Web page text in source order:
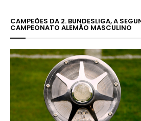
CAMPEÕES DA 2. BUNDESLIGA, A
CAMPEONATO ALEMÃO MASCULINO